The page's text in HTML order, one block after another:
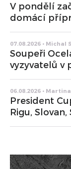
V pondělí
domácí
07.08.2026 • Michal
Soupeři
vyzyvatelů v
06.08.2026 •
President
Rigu,